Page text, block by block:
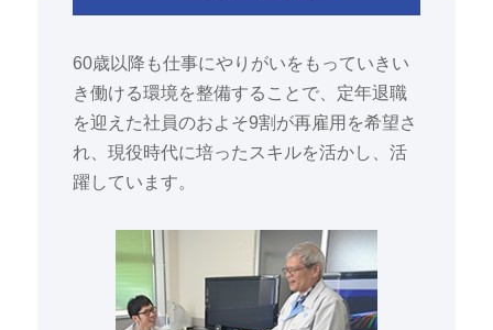
60歳以降も仕事にやりがいをもっていきい
き働ける環境を整備することで、定年退職
を迎えた社員のおよそ9割が再雇用を希望さ
れ、現役時代に培ったスキルを活かし、活
躍しています。